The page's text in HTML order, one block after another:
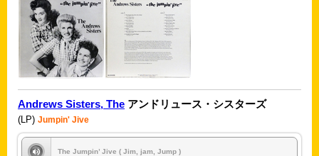
Andrews Sisters, The アンドリュース・シスターズ
(LP) Jumpin' Jive
The Jumpin’ Jive ( Jim, jam, Jump )